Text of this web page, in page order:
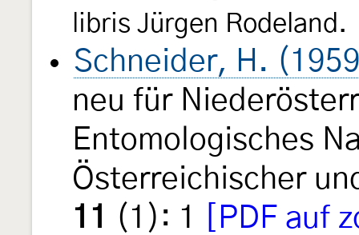
libris Jürgen Rodeland.
Schneider, H.
neu für
Entomologisches
Österreichischer
11
(1): 1 [PDF auf